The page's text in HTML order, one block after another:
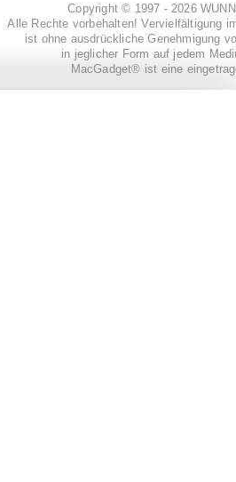
Copyright © 1997 - 2026
Alle Rechte vorbehalten! Vervielfältigung
ist ohne ausdrückliche Genehmigung
in jeglicher Form auf jedem
MacGadget® ist eine